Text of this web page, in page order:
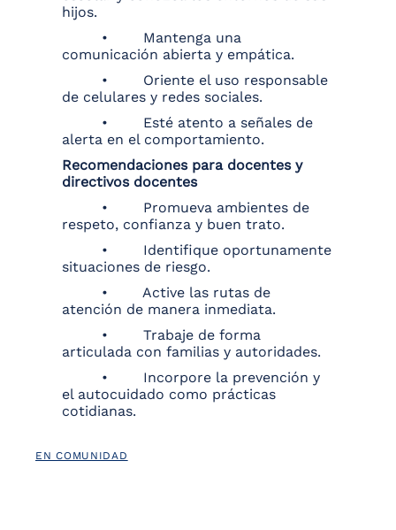
hijos.
• Mantenga una
comunicación abierta y empática.
• Oriente el uso responsable
de celulares y redes sociales.
• Esté atento a señales de
alerta en el comportamiento.
Recomendaciones para docentes y
directivos docentes
• Promueva ambientes de
respeto, confianza y buen trato.
• Identifique oportunamente
situaciones de riesgo.
• Active las rutas de
atención de manera inmediata.
• Trabaje de forma
articulada con familias y autoridades.
• Incorpore la prevención y
el autocuidado como prácticas
cotidianas.
EN COMUNIDAD